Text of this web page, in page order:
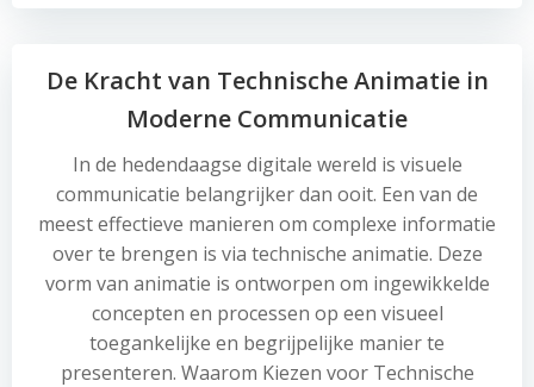
De Kracht van Technische Animatie in
Moderne Communicatie
In de hedendaagse digitale wereld is visuele
communicatie belangrijker dan ooit. Een van de
meest effectieve manieren om complexe informatie
over te brengen is via technische animatie. Deze
vorm van animatie is ontworpen om ingewikkelde
concepten en processen op een visueel
toegankelijke en begrijpelijke manier te
presenteren. Waarom Kiezen voor Technische